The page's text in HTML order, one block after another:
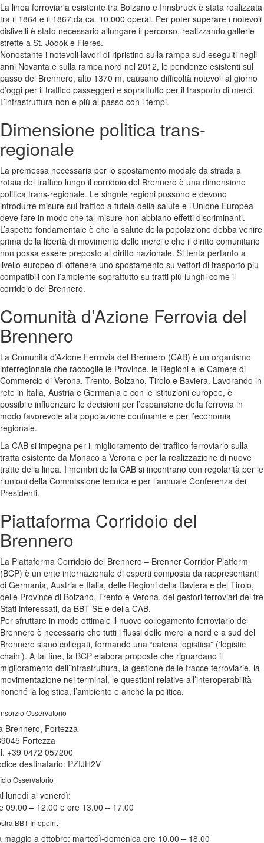
La linea ferroviaria esistente tra Bolzano e Innsbruck è stata realizzata
tra il 1864 e il 1867 da ca. 10.000 operai. Per poter superare i notevoli
dislivelli è stato necessario allungare il percorso, realizzando gallerie
strette a St. Jodok e Fleres.
Nonostante i notevoli lavori di ripristino sulla rampa sud eseguiti negli
anni Novanta e sulla rampa nord nel 2012, le pendenze esistenti sul
passo del Brennero, alto 1370 m, causano difficoltà notevoli al giorno
d’oggi per il traffico passeggeri e soprattutto per il trasporto di merci.
L’infrastruttura non è più al passo con i tempi.
Dimensione politica trans-
regionale
La premessa necessaria per lo spostamento modale da strada a
rotaia del traffico lungo il corridoio del Brennero è una dimensione
politica trans-regionale. Le singole regioni possono e devono
introdurre misure sul traffico a tutela della salute e l’Unione Europea
deve fare in modo che tal misure non abbiano effetti discriminanti.
L’aspetto fondamentale è che la salute della popolazione debba venire
prima della libertà di movimento delle merci e che il diritto comunitario
non possa essere preposto al diritto nazionale. Si tenta pertanto a
livello europeo di ottenere uno spostamento su vettori di trasporto più
compatibili con l’ambiente soprattutto su tratti più lunghi come il
corridoio del Brennero.
Comunità d’Azione Ferrovia del
Brennero
La Comunità d’Azione Ferrovia del Brennero (CAB) è un organismo
interregionale che raccoglie le Province, le Regioni e le Camere di
Commercio di Verona, Trento, Bolzano, Tirolo e Baviera. Lavorando in
rete in Italia, Austria e Germania e con le istituzioni europee, è
possibile influenzare le decisioni per l’espansione della ferrovia in
modo favorevole alla popolazione confinante e per l’economia
regionale.
La CAB si impegna per il miglioramento del traffico ferroviario sulla
tratta esistente da Monaco a Verona e per la realizzazione di nuove
tratte della linea. I membri della CAB si incontrano con regolarità per le
riunioni della Commissione tecnica e per l’annuale Conferenza dei
Presidenti.
Piattaforma Corridoio del
Brennero
La Piattaforma Corridoio del Brennero – Brenner Corridor Platform
(BCP) è un ente internazionale di esperti composta da rappresentanti
di Germania, Austria e Italia, delle Regioni della Baviera e del Tirolo,
delle Province di Bolzano, Trento e Verona, dei gestori ferroviari dei tre
Stati interessati, da BBT SE e della CAB.
Per sfruttare in modo ottimale il nuovo collegamento ferroviario del
Brennero è necessario che tutti i flussi delle merci a nord e a sud del
Brennero siano collegati, formando una “catena logistica” (‘logistic
chain’). A tal fine, la BCP elabora proposte che riguardano il
miglioramento dell’infrastruttura, la gestione delle tracce ferroviarie, la
movimentazione nei terminal, le questioni relative all’interoperabilità
nonché la logistica, l’ambiente e anche la politica.
Osservatorio
Brennero, Fortezza
Fortezza
+39 0472 057200
destinatario: PZIJH2V
Osservatorio
lunedì al venerdì:
09.00 – 12.00 e ore 13.00 – 17.00
BBT-Infopoint
maggio a ottobre: martedì-domenica ore 10.00 – 18.00